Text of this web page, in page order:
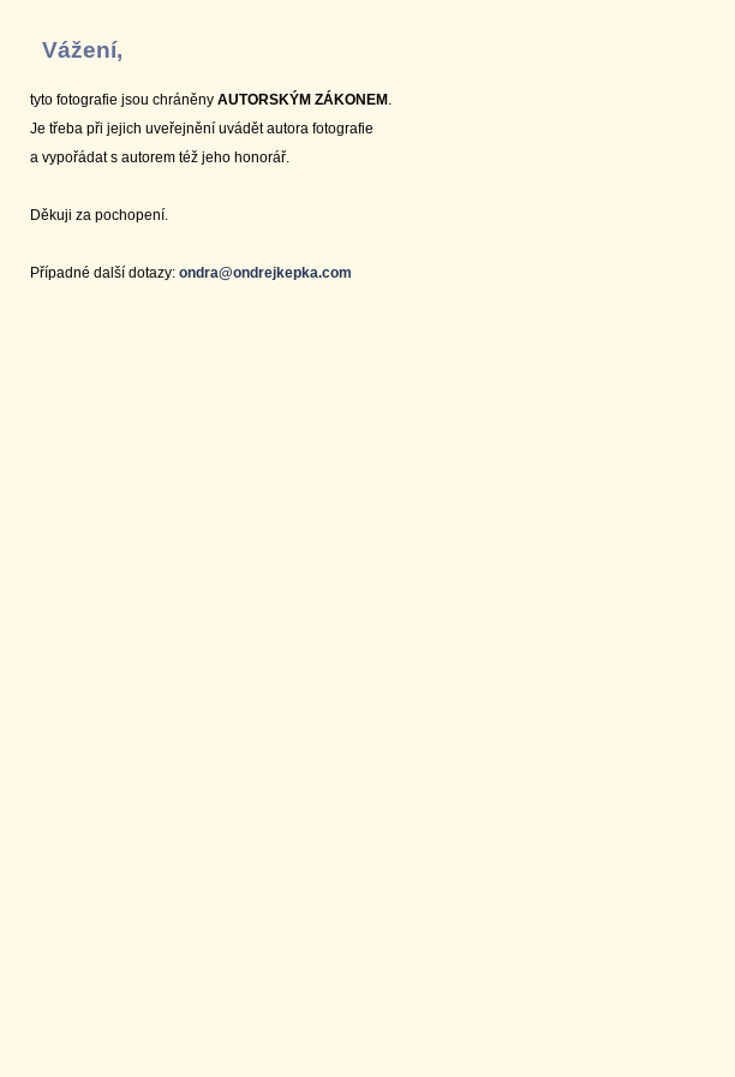
Vážení,
tyto fotografie jsou chráněny AUTORSKÝM ZÁKONEM .
Je třeba při jejich uveřejnění uvádět autora fotografie
a vypořádat s autorem též jeho honorář.
Děkuji za pochopení.
Případné další dotazy: ondra@ondrejkepka.com